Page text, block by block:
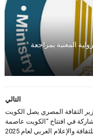
المعنية بمراجعة
التالي
الثقافة المصري يصل الكويت
في افتتاح “الكويت عاصمة
والإعلام العربي لعام 2025